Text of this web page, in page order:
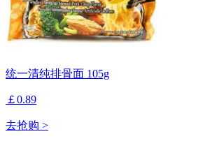
统一清纯排骨面 105g
￡0.89
去抢购 >